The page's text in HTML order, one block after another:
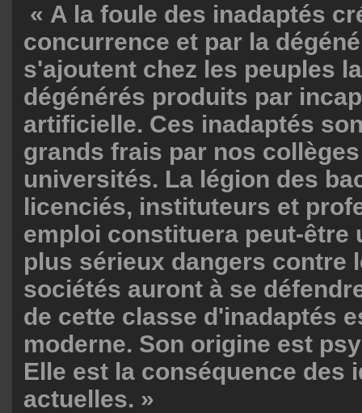
« A la foule des inadaptés
concurrence et par la
s'ajoutent chez les peuples
dégénérés produits par
artificielle. Ces inadaptés
grands frais par nos
universités. La légion des
licenciés, instituteurs et
emploi constituera peut-être
plus sérieux dangers contre
sociétés auront à se
de cette classe d'inadaptés
moderne. Son origine est
Elle est la conséquence des
actuelles. »